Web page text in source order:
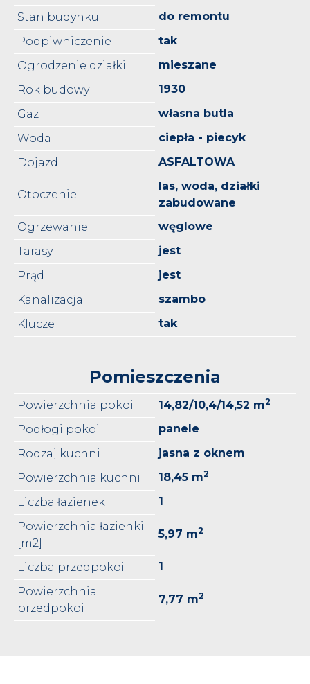
Stan budynku
do remontu
Podpiwniczenie
tak
Ogrodzenie działki
mieszane
Rok budowy
1930
Gaz
własna butla
Woda
ciepła - piecyk
Dojazd
ASFALTOWA
Otoczenie
las, woda, działki
zabudowane
Ogrzewanie
węglowe
Tarasy
jest
Prąd
jest
Kanalizacja
szambo
Klucze
tak
Pomieszczenia
Powierzchnia pokoi 14,82/10,4/14,52 m2
Podłogi pokoi
panele
Rodzaj kuchni
jasna z oknem
Powierzchnia kuchni
18,45 m2
Liczba łazienek
1
Powierzchnia łazienki
[m2]
5,97 m2
Liczba przedpokoi
1
Powierzchnia
przedpokoi
7,77 m2